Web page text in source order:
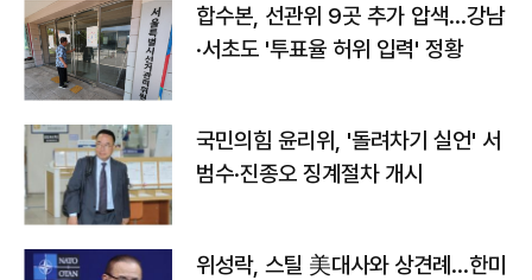
합수본, 선관위 9곳 추가 압색…강남
·서초도 '투표율 허위 입력' 정황
국민의힘 윤리위, '돌려차기 실언' 서
범수·진종오 징계절차 개시
위성락, 스틸 美대사와 상견례…한미